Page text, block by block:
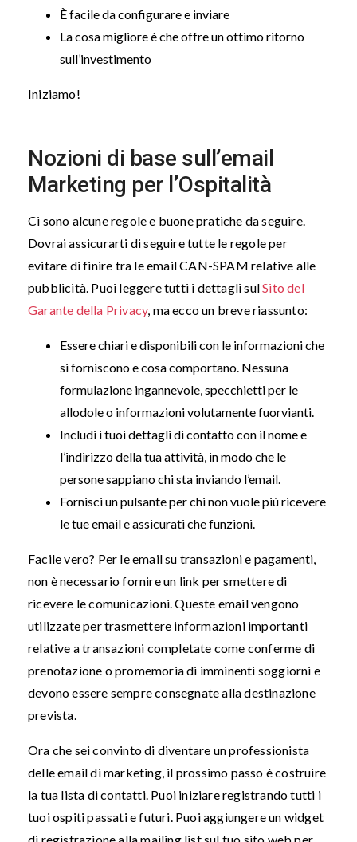
È facile da configurare e inviare
La cosa migliore è che offre un ottimo ritorno
sull’investimento
Iniziamo!
Nozioni di base sull’email
Marketing per l’Ospitalità
Ci sono alcune regole e buone pratiche da seguire.
Dovrai assicurarti di seguire tutte le regole per
evitare di finire tra le email CAN-SPAM relative alle
pubblicità. Puoi leggere tutti i dettagli sulSito del
Garante della Privacy, ma ecco un breve riassunto:
Essere chiari e disponibili con le informazioni che
si forniscono e cosa comportano. Nessuna
formulazione ingannevole, specchietti per le
allodole o informazioni volutamente fuorvianti.
Includi i tuoi dettagli di contatto con il nome e
l’indirizzo della tua attività, in modo che le
persone sappiano chi sta inviando l’email.
Fornisci un pulsante per chi non vuole più ricevere
le tue email e assicurati che funzioni.
Facile vero? Per le email su transazioni e pagamenti,
non è necessario fornire un link per smettere di
ricevere le comunicazioni. Queste email vengono
utilizzate per trasmettere informazioni importanti
relative a transazioni completate come conferme di
prenotazione o promemoria di imminenti soggiorni e
devono essere sempre consegnate alla destinazione
prevista.
Ora che sei convinto di diventare un professionista
delle email di marketing, il prossimo passo è costruire
la tua lista di contatti. Puoi iniziare registrando tutti i
tuoi ospiti passati e futuri. Puoi aggiungere un widget